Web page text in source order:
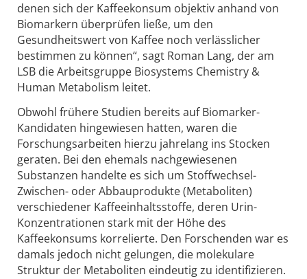
denen sich der Kaffeekonsum objektiv anhand von
Biomarkern überprüfen ließe, um den
Gesundheitswert von Kaffee noch verlässlicher
bestimmen zu können“, sagt Roman Lang, der am
LSB die Arbeitsgruppe Biosystems Chemistry &
Human Metabolism leitet.
Obwohl frühere Studien bereits auf Biomarker-
Kandidaten hingewiesen hatten, waren die
Forschungsarbeiten hierzu jahrelang ins Stocken
geraten. Bei den ehemals nachgewiesenen
Substanzen handelte es sich um Stoffwechsel-
Zwischen- oder Abbauprodukte (Metaboliten)
verschiedener Kaffeeinhaltsstoffe, deren Urin-
Konzentrationen stark mit der Höhe des
Kaffeekonsums korrelierte. Den Forschenden war es
damals jedoch nicht gelungen, die molekulare
Struktur der Metaboliten eindeutig zu identifizieren.